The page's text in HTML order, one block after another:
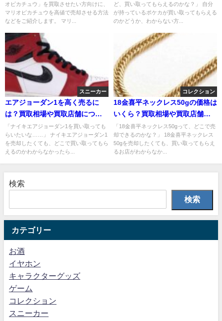
オピカチュウ」を買取させたい方向けに、
マリオピカチュウを高値で売却させる方法
などをご紹介します。 マリ...
ど、買い取ってもらえるのかな？」 自分
が持っているポケカが買い取ってもらえる
のかどうか、わからない方...
スニーカー
エアジョーダン1を高く売るに
は？買取相場や買取店舗につい
て解説
「ナイキエアジョーダン1を買い取っても
らいたいな……」 ナイキエアジョーダン1
を売却したくても、どこで買い取ってもら
えるのかわからなかったら...
コレクション
18金喜平ネックレス50gの価格は
いくら？買取相場や買取店舗も
調査
「18金喜平ネックレス50gって、どこで売
却できるのかな？」 18金喜平ネックレス
50gを売却したくても、買い取ってもらえ
るお店がわからなか...
検索
検索
カテゴリー
お酒
イヤホン
キャラクターグッズ
ゲーム
コレクション
スニーカー